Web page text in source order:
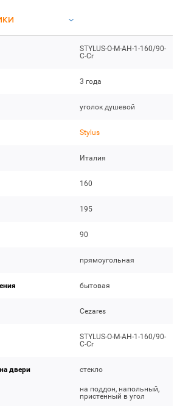
STYLUS-O-M-AH-1-160/90-
C-Cr
3 года
уголок душевой
Stylus
Италия
160
195
90
прямоугольная
бытовая
Cezares
STYLUS-O-M-AH-1-160/90-
C-Cr
двери стекло
на поддон, напольный,
пристенный в угол